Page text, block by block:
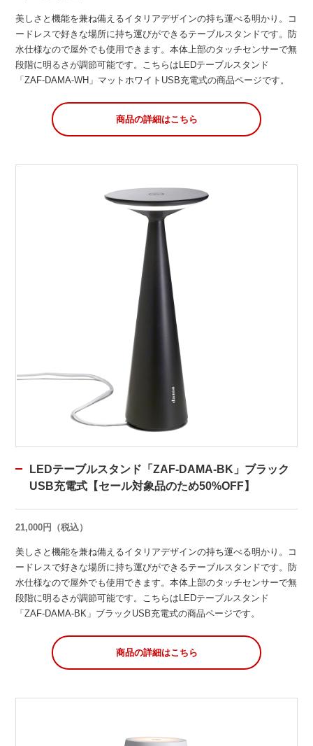
美しさと機能を兼ね備えるイタリアデザインの持ち運べる明かり。コ
ードレスで好きな場所に持ち運びができるテーブルスタンドです。防
水仕様なので屋外でも使用できます。本体上部のタッチセンサーで無
段階に明るさが調節可能です。こちらはLEDテーブルスタンド
「ZAF-DAMA-WH」マットホワイトUSB充電式の商品ページです。
商品の詳細はこちら
LEDテーブルスタンド「ZAF-DAMA-BK」ブラック
USB充電式【セール対象品のため50%OFF】
21,000円（税込）
美しさと機能を兼ね備えるイタリアデザインの持ち運べる明かり。コ
ードレスで好きな場所に持ち運びができるテーブルスタンドです。防
水仕様なので屋外でも使用できます。本体上部のタッチセンサーで無
段階に明るさが調節可能です。こちらはLEDテーブルスタンド
「ZAF-DAMA-BK」ブラックUSB充電式の商品ページです。
商品の詳細はこちら